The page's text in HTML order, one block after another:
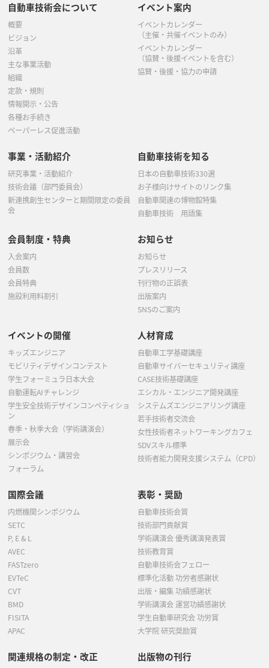
自動車技術会について
概要
ビジョン
沿革
主な事業活動
組織
定款・規則
情報開示・公告
各種お手続き
ペーパーレス促進活動
イベント案内
イベントカレンダー
（主催・共催イベントのみ）
イベントカレンダー
（協賛・後援イベントを含む）
協賛・後援・協力の申請
事業・活動紹介
研究事業・活動紹介
技術会議（部門委員会）
新連携創生センターと期間限定の委員
会
自動車技術を知る
日本の自動車技術330選
お子様向けサイトのリンク集
自動車関連の博物館特集
自動車技術 用語集
会員制度・特典
入会案内
会員数
会員特典
施設利用料割引
お知らせ
お知らせ
プレスリリース
刊行物の正誤表
出版案内
SNSのご案内
イベントの開催
キッズエンジニア
モビリティデザインコンテスト
学生フォーミュラ日本大会
自動運転AIチャレンジ
学生安全技術デザインコンペティショ
ン
春季・秋季大会（学術講演会）
展示会
シンポジウム・講習会
フォーラム
人材育成
自動車工学基礎講座
自動車サイバーセキュリティ講座
CASE技術基礎講座
エシカル・エンジニア開発講座
システムズエンジニアリング講座
若手技術者交流会
女性技術者ネットワーキングカフェ
SDVスキル標準
技術者能力開発支援システム（CPD）
国際会議
内燃機関シンポジウム
SETC
P, E & L
AVEC
FASTzero
EVTeC
CVT
BMD
FISITA
APAC
表彰・奨励
自動車技術会賞
技術部門貢献賞
学術講演会 優秀講演発表賞
技術教育賞
自動車技術会フェロー
標準化活動 功労者感謝状
出版・編集 功績感謝状
学術講演会 運営功績感謝状
学生自動車研究会 功労賞
大学院 研究奨励賞
関連規格の制定・改正 出版物の刊行